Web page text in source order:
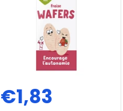
€1,83